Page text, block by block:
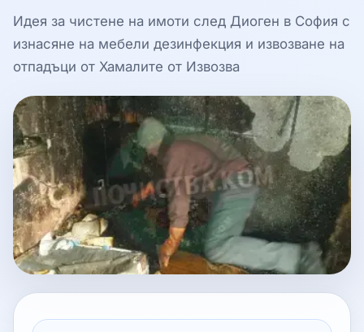
Идея за чистене на имоти след Диоген в София с
изнасяне на мебели дезинфекция и извозване на
отпадъци от Хамалите от Извозва